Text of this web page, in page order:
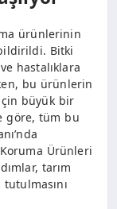
ürünlerinin
Bitki
hastalıklara
bu ürünlerin
büyük bir
göre, tüm bu
Ürünleri
tarım